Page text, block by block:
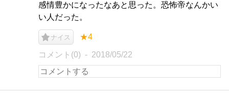
感情豊かになったなあと思った。恐怖帝なんかい
い人だった。
ナイス ★4
コメント(0) 2018/05/22